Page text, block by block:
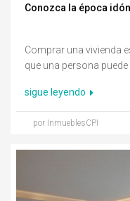
Conozca la época
Comprar una vivienda
que una persona puede
sigue leyendo
por InmueblesCPI